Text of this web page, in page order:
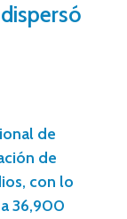
de
de
con lo
36,900